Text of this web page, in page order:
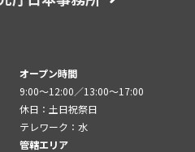
オープン時間
9:00～12:00／13:00～17:00
休日：土日祝祭日
テレワーク：水
管轄エリア